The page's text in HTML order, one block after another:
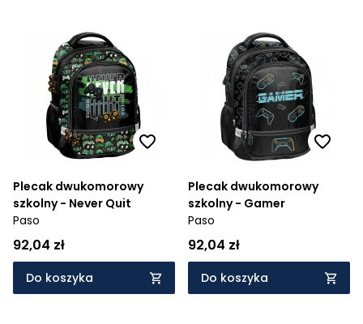
Plecak dwukomorowy
szkolny - Never Quit
Paso
92,04 zł
Do koszyka
Plecak dwukomorowy
szkolny - Gamer
Paso
92,04 zł
Do koszyka